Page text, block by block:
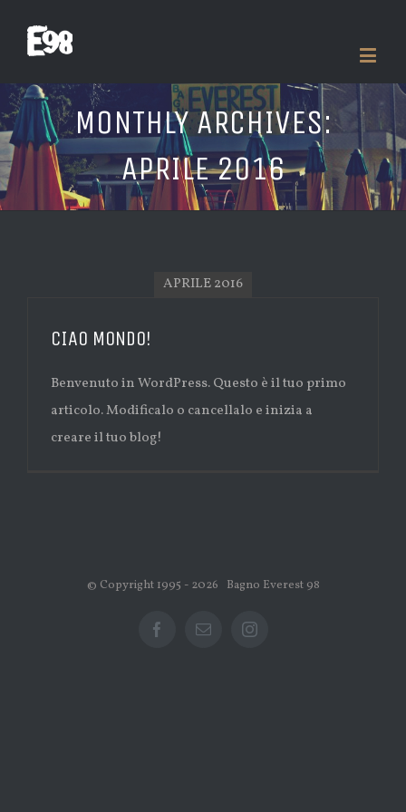
MONTHLY ARCHIVES:
APRILE 2016
APRILE 2016
CIAO MONDO!
Benvenuto in WordPress. Questo è il tuo primo
articolo. Modificalo o cancellalo e inizia a
creare il tuo blog!
© Copyright 1995 - 2026 Bagno Everest 98
FacebookEmail Instagram